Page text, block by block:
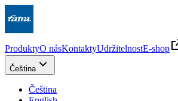
ProduktyO násKontaktyUdržitelnostE-shop
Čeština
Čeština